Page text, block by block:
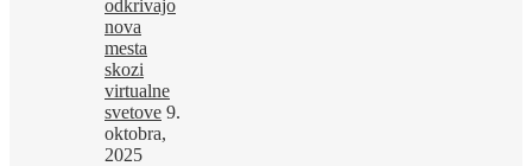
odkrivajo
nova
mesta
skozi
virtualne
svetove 9.
oktobra,
2025